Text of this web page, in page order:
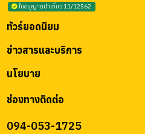
ใบอนุญาตนำเที่ยว 11/12562
ช่องทางติดต่อ
094-053-1725
นโยบาย
ข่าวสารและบริการ
ทัวร์ยอดนิยม